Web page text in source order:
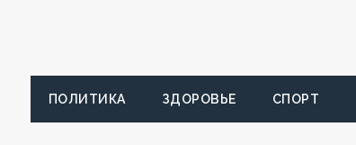
ПОЛИТИКА ЗДОРОВЬЕ СПОРТ